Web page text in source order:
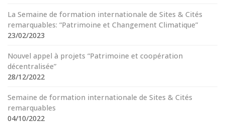
La Semaine de formation internationale de Sites & Cités
remarquables: “Patrimoine et Changement Climatique”
23/02/2023
Nouvel appel à projets “Patrimoine et coopération
décentralisée”
28/12/2022
Semaine de formation internationale de Sites & Cités
remarquables
04/10/2022